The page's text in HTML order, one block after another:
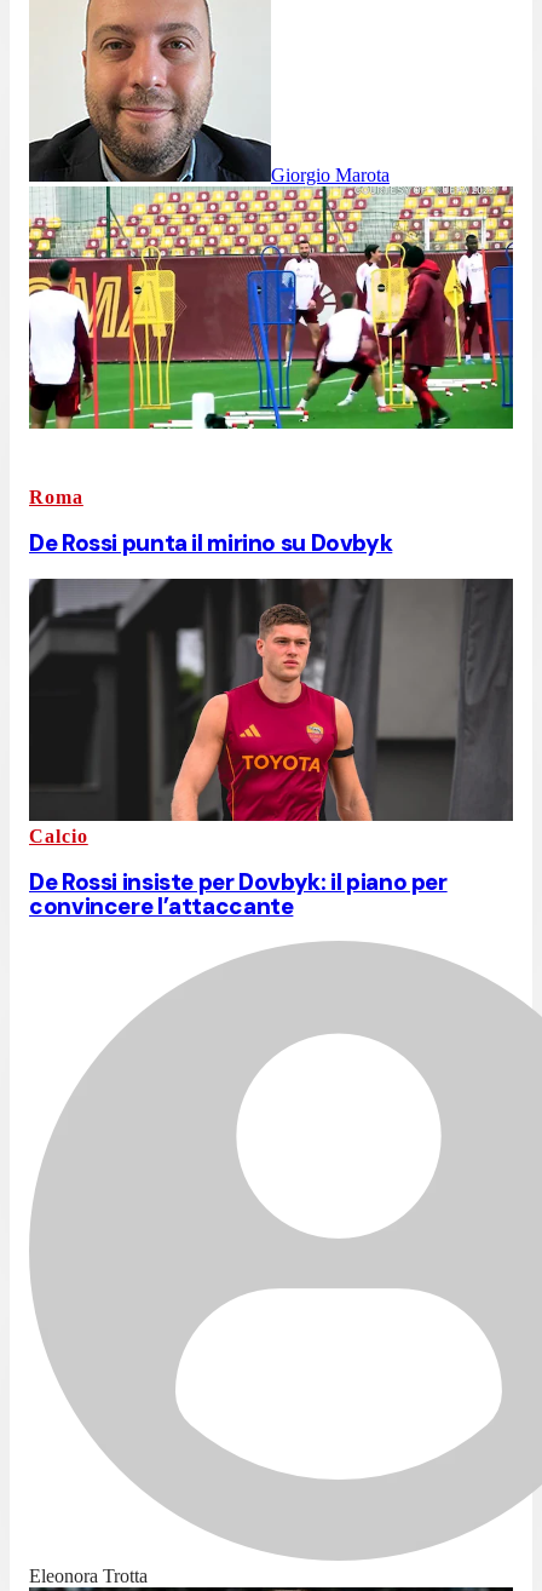
Giorgio Marota
Roma
De Rossi punta il mirino su Dovbyk
Calcio
De Rossi insiste per Dovbyk: il piano per
convincere l’attaccante
Eleonora Trotta